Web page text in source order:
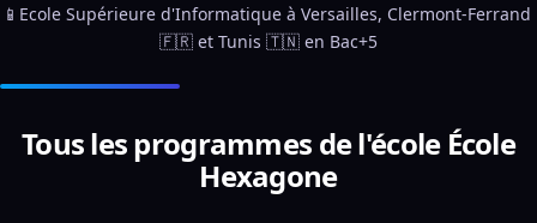
📱Ecole Supérieure d'Informatique à Versailles, Clermont-Ferrand
🇫🇷 et Tunis 🇹🇳 en Bac+5
Tous les programmes de l'école École
Hexagone